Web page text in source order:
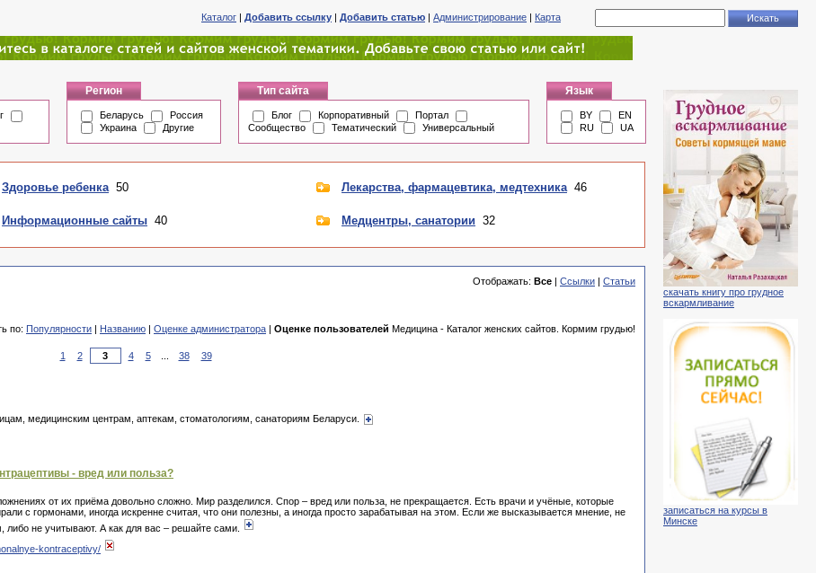
Каталог | Добавить ссылку | Добавить статью | Администрирование | Карта
Регион
Беларусь
Россия
Украина
Другие
Тип сайта
Блог Корпоративный
Портал
Сообщество
Тематический Универсальный
Язык
BY
EN
RU
UA
Здоровье ребенка 50
Информационные сайты 40
Лекарства, фармацевтика, медтехника 46
Медцентры, санатории 32
Отображать: Все | Ссылки | Статьи
по: Популярности | Названию | Оценке администратора | Оценке пользователей Медицина - Каталог женских сайтов. Кормим грудью!
1 2 4 5 38 39
медицинским центрам, аптекам, стоматологиям, санаториям Беларуси.
- вред или польза?
от их приёма довольно сложно. Мир разделился. Спор – вред или польза, не прекращается. Есть врачи и учёные, которые
с гормонами, иногда искренне считая, что они полезны, а иногда просто зарабатывая на этом. Если же высказывается мнение, не
не учитывают. А как для вас – решайте сами.
kontraceptivy/
скачать книгу про грудное
вскармливание
записаться на курсы в
Минске